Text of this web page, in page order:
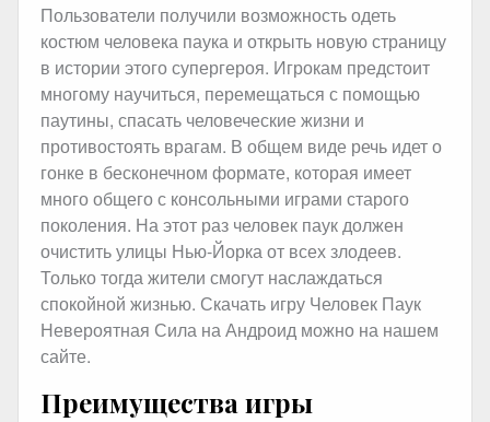
Пользователи получили возможность одеть
костюм человека паука и открыть новую страницу
в истории этого супергероя. Игрокам предстоит
многому научиться, перемещаться с помощью
паутины, спасать человеческие жизни и
противостоять врагам. В общем виде речь идет о
гонке в бесконечном формате, которая имеет
много общего с консольными играми старого
поколения. На этот раз человек паук должен
очистить улицы Нью-Йорка от всех злодеев.
Только тогда жители смогут наслаждаться
спокойной жизнью. Скачать игру Человек Паук
Невероятная Сила на Андроид можно на нашем
сайте.
Преимущества игры